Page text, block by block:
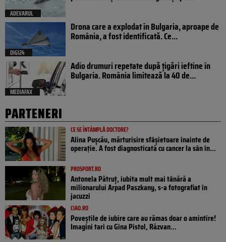
ADEVARUL
DIGI24
Drona care a explodat în Bulgaria, aproape de
România, a fost identificată. Ce...
MEDIAFAX
Adio drumuri repetate după țigări ieftine în
Bulgaria. România limitează la 40 de...
PARTENERI
CE SE ÎNTÂMPLĂ DOCTORE?
Alina Pușcău, mărturisire sfâșietoare înainte de
operație. A fost diagnosticată cu cancer la sân în...
PROSPORT.RO
Antonela Pătruț, iubita mult mai tânără a
milionarului Arpad Paszkany, s-a fotografiat în
jacuzzi
CIAO.RO
Poveştile de iubire care au rămas doar o amintire!
Imagini tari cu Gina Pistol, Răzvan...